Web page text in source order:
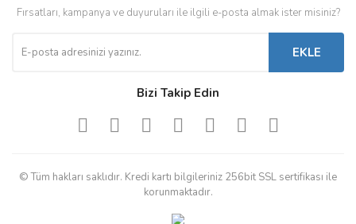
Fırsatları, kampanya ve duyuruları ile ilgili e-posta almak ister misiniz?
EKLE
Bizi Takip Edin
© Tüm hakları saklıdır. Kredi kartı bilgileriniz 256bit SSL sertifikası ile
korunmaktadır.